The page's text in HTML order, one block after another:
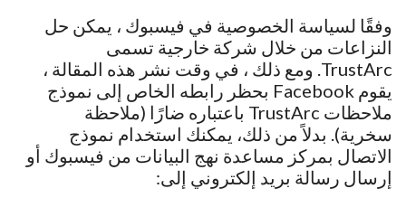
وفقًا لسياسة الخصوصية في فيسبوك ، يمكن حل
النزاعات من خلال شركة خارجية تسمى
TrustArc. ومع ذلك ، في وقت نشر هذه المقالة ،
يقوم Facebook بحظر رابطه الخاص إلى نموذج
ملاحظات TrustArc باعتباره ضارًا (ملاحظة
سخرية). بدلاً من ذلك، يمكنك استخدام نموذج
الاتصال بمركز مساعدة نهج البيانات من فيسبوك أو
إرسال رسالة بريد إلكتروني إلى: